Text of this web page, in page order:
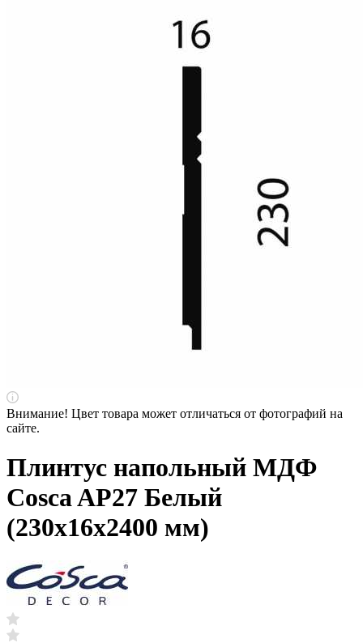
Внимание! Цвет товара может отличаться от фотографий на
сайте.
Плинтус напольный МДФ
Cosca AP27 Белый
(230х16х2400 мм)